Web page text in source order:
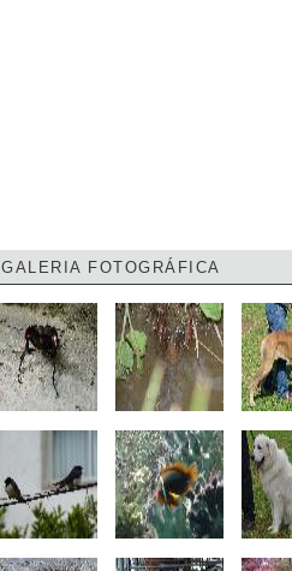
GALERIA FOTOGRÁFICA